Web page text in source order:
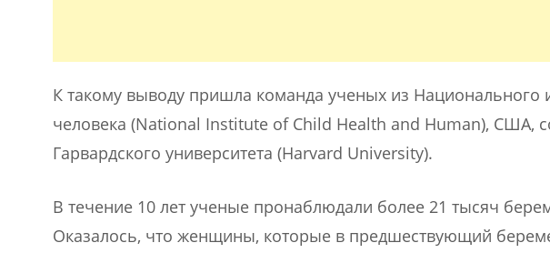
К такому выводу пришла команда ученых из Национального
человека (National Institute of Child Health and Human), США,
Гарвардского университета (Harvard University).
В течение 10 лет ученые пронаблюдали более 21 тысяч
Оказалось, что женщины, которые в предшествующий